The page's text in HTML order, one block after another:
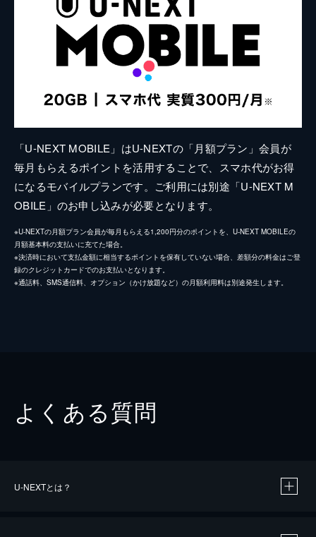
「U-NEXT MOBILE」はU-NEXTの「月額プラン」会員が
毎月もらえるポイントを活用することで、スマホ代がお得
になるモバイルプランです。ご利用には別途「U-NEXT M
OBILE」のお申し込みが必要となります。
※U-NEXTの月額プラン会員が毎月もらえる1,200円分のポイントを、U-NEXT MOBILEの
月額基本料の支払いに充てた場合。
※決済時において支払金額に相当するポイントを保有していない場合、差額分の料金はご登
録のクレジットカードでのお支払いとなります。
※通話料、SMS通信料、オプション（かけ放題など）の月額利用料は別途発生します。
よくある質問
U-NEXTとは？